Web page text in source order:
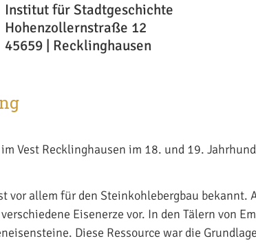
Institut für Stadtgeschichte
Hohenzollernstraße 12
45659 | Recklinghausen
Vest Recklinghausen im 18. und 19.
vor allem für den Steinkohlebergbau bekannt.
Eisenerze vor. In den Tälern von
Diese Ressource war die